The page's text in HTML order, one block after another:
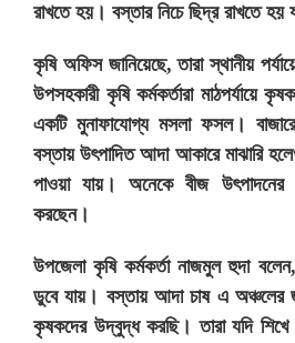
রাখতে হয়। বস্তার নিচে ছিদ্র রাখতে হয়
কৃষি অফিস জানিয়েছে, তারা স্থানীয়
উপসহকারী কৃষি কর্মকর্তারা মাঠপর্যায়ে
একটি মুনাফাযোগ্য মসলা ফসল। বাজারে
বস্তায় উৎপাদিত আদা আকারে মাঝারি
পাওয়া যায়। অনেকে বীজ
করছেন।
উপজেলা কৃষি কর্মকর্তা নাজমুল হুদা
ডুবে যায়। বস্তায় আদা চাষ এ
কৃষকদের উদ্বুদ্ধ করছি। তারা যদি